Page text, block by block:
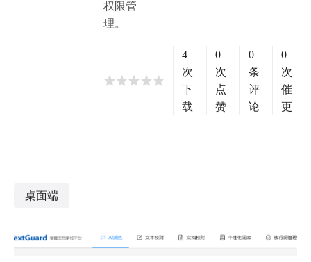
权限管
理。
4
次
下
载
0
次
点
赞
0
条
评
论
0
次
催
更
桌面端